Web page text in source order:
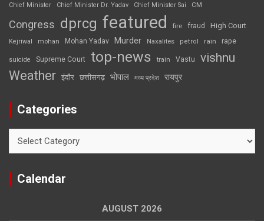
Chief Minister
Chief Minister Dr. Yadav Chief Minister Sai CM
Congress dprcg featured fire fraud High Court
Kejriwal mohan Mohan Yadav Murder Naxalites petrol rain rape
suicide Supreme Court top-news train Vastu vishnu
Weather इंदौर छत्तीसगढ़ भोपाल मध्य प्रदेश रायपुर
Categories
Calendar
AUGUST 2026